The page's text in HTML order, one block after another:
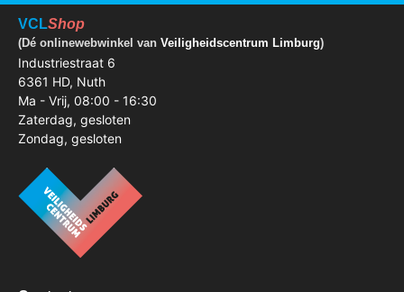
VCLShop
(Dé onlinewebwinkel van Veiligheidscentrum Limburg)
Industriestraat 6
6361 HD, Nuth
Ma - Vrij, 08:00 - 16:30
Zaterdag, gesloten
Zondag, gesloten